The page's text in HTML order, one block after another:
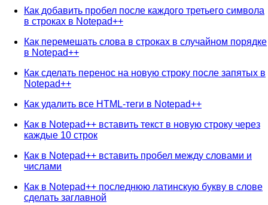
Как добавить пробел после каждого третьего символа
в строках в Notepad++
Как перемешать слова в строках в случайном порядке
в Notepad++
Как сделать перенос на новую строку после запятых в
Notepad++
Как удалить все HTML-теги в Notepad++
Как в Notepad++ вставить текст в новую строку через
каждые 10 строк
Как в Notepad++ вставить пробел между словами и
числами
Как в Notepad++ последнюю латинскую букву в слове
сделать заглавной